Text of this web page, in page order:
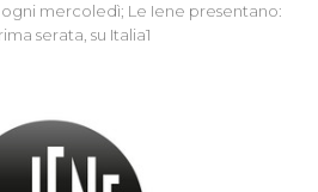
mercoledì; Le Iene presentano:
serata, su Italia1